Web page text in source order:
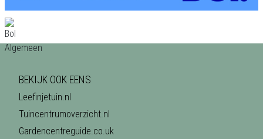
BEKIJK OOK EENS
Leefinjetuin.nl
Tuincentrumoverzicht.nl
Gardencentreguide.co.uk